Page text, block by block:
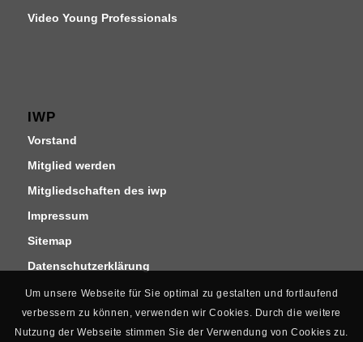
Video Young Professionals
IWP
Vorstand
Mitglied werden
Mitgliedschaften des iwp
Impressum
Sitemap
Datenschutzerklärung
Um unsere Webseite für Sie optimal zu gestalten und fortlaufend
verbessern zu können, verwenden wir Cookies. Durch die weitere
Nutzung der Webseite stimmen Sie der Verwendung von Cookies zu.